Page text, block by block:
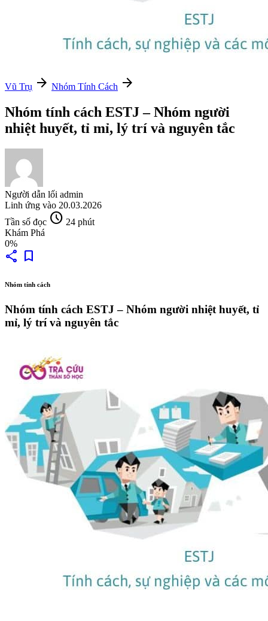
Vũ Trụ arrow_forward Nhóm Tính Cách arrow_forward
Nhóm tính cách ESTJ – Nhóm người
nhiệt huyết, tỉ mỉ, lý trí và nguyên tắc
Người dẫn lối admin
Linh ứng vào 20.03.2026
Tần số đọc schedule 24 phút
Khám Phá
0%
share bookmark
Nhóm tính cách
Nhóm tính cách ESTJ – Nhóm người nhiệt huyết, tỉ
mỉ, lý trí và nguyên tắc